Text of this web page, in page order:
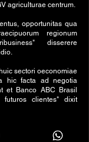
agriculturae centrum.
opportunitas qua
regionum
disserere
sectori oeconomiae
hic facta ad negotia
et Banco ABC Brasil
clientes" dixit